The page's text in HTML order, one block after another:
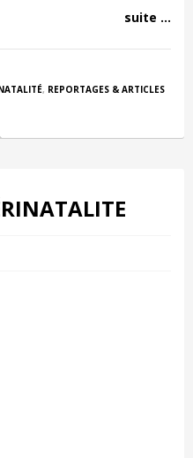
suite ...
, REPORTAGES & ARTICLES